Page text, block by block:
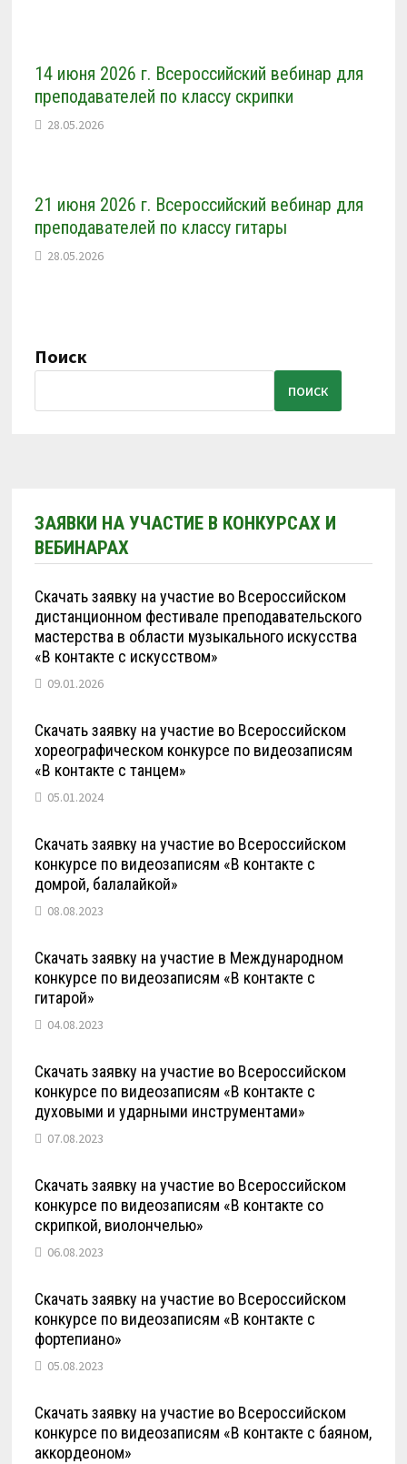
14 июня 2026 г. Всероссийский вебинар для
преподавателей по классу скрипки
28.05.2026
21 июня 2026 г. Всероссийский вебинар для
преподавателей по классу гитары
28.05.2026
Поиск
ПОИСК
ЗАЯВКИ НА УЧАСТИЕ В КОНКУРСАХ И
ВЕБИНАРАХ
Скачать заявку на участие во Всероссийском
дистанционном фестивале преподавательского
мастерства в области музыкального искусства
«В контакте с искусством»
09.01.2026
Скачать заявку на участие во Всероссийском
хореографическом конкурсе по видеозаписям
«В контакте с танцем»
05.01.2024
Скачать заявку на участие во Всероссийском
конкурсе по видеозаписям «В контакте с
домрой, балалайкой»
08.08.2023
Скачать заявку на участие в Международном
конкурсе по видеозаписям «В контакте с
гитарой»
04.08.2023
Скачать заявку на участие во Всероссийском
конкурсе по видеозаписям «В контакте с
духовыми и ударными инструментами»
07.08.2023
Скачать заявку на участие во Всероссийском
конкурсе по видеозаписям «В контакте со
скрипкой, виолончелью»
06.08.2023
Скачать заявку на участие во Всероссийском
конкурсе по видеозаписям «В контакте с
фортепиано»
05.08.2023
Скачать заявку на участие во Всероссийском
конкурсе по видеозаписям «В контакте с баяном,
аккордеоном»